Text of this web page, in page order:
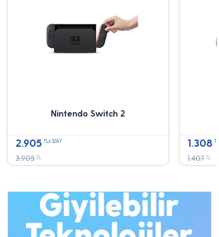
Nintendo Switch 2
2.905 TLx 12AY
3.905 TL
1.308
1.407 TL